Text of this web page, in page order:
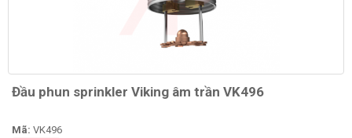
Đầu phun sprinkler Viking âm trần VK496
Mã: VK496